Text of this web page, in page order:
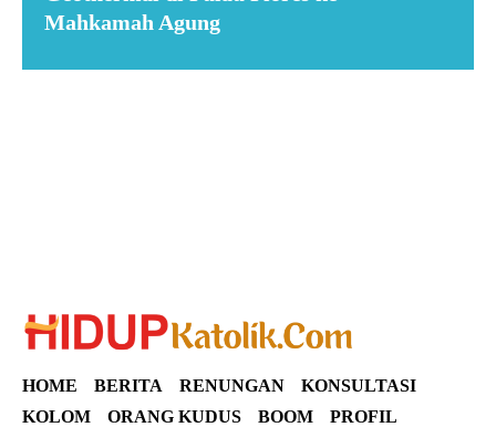
Mahkamah Agung
HOME BERITA RENUNGAN
KONSULTASI
KOLOM
ORANG KUDUS BOOM
PROFIL